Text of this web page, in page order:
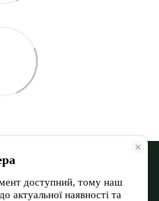
066 532 11-72